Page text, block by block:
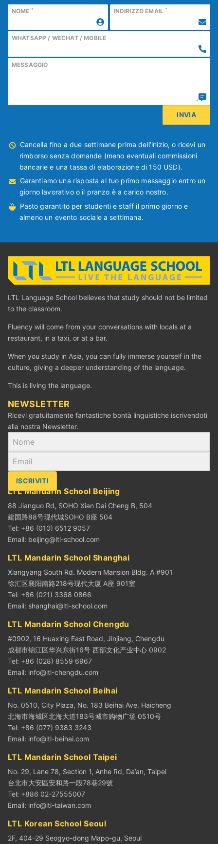
NOME * INDIRIZZO EMAIL *
WHATSAPP / WECHAT / MOBILE
MESSAGGIO
Cancella fino a due settimane prima dell’inizio, o ricevi un
rimborso senza domande (meno eventuali commissioni
bancarie e una tassa di elaborazione di 150 USD).
Garantiamo una risposta al tuo primo messaggio entro un
giorno lavorativo o il pranzo è a carico nostro.
Pasto garantito per studenti e staff il primo giorno e
almeno un evento sociale a settimana.
LTL Language School believes that study should not be limited
to the classroom.
Fluency will come from your conversations with locals at a
restaurant, in a taxi, or at a bar.
When you study in Asia, you can fully immerse yourself in the
culture, giving a deeper understanding of the language.
This is living the language.
NEWSLETTER
Ricevi gratuitamente fantastiche bontà linguistiche iscrivendoti
alla nostra Newsletter.
ISCRIVITI
LTL Mandarin School Beijing
88 Jianguo Rd, SOHO Xian Dai Cheng B, 504
建国路88号现代城SOHO B座 504
Tel: +86 (010) 6512 9057
Email: beijing@ltl-school.com
LTL Mandarin School Shanghai
Xiangyang South Rd. Modern Mansion Bldg. A #901
徐汇区襄阳南路218号现代大厦 A座 901室
Tel: +86 (021) 3368 0866
Email: shanghai@ltl-school.com
LTL Mandarin School Chengdu
#0902, 16 Huaxing East Road, Jinjiang, Chengdu
成都市锦江区华兴东街16号 西部文化产业中心 0902
Tel: +86 (028) 8559 6967
Email: info@ltl-chengdu.com
LTL Mandarin School Beihai
No. 0510, City Plaza, No. 183 Beihai Ave. Haicheng
北海市海城区北海大道183号城市购物广场 0510号
Tel: +86 (077) 9383 3243
Email: info@ltl-beihai.com
LTL Mandarin School Taipei
No. 29, Lane 78, Section 1, Anhe Rd, Da’an, Taipei
台北市大安區安和路一段78巷29號
Tel: +886 02-27555007
Email: info@ltl-taiwan.com
LTL Korean School Seoul
2F, 404-29 Seogyo-dong Mapo-gu, Seoul